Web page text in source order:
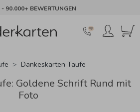
90.000+ BEWERTUNGEN
Dankeskarten Taufe
Goldene Schrift Rund mit
Foto